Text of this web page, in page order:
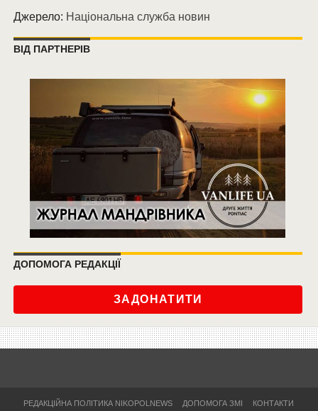
Джерело: Національна служба новин
ВІД ПАРТНЕРІВ
ДОПОМОГА РЕДАКЦІЇ
ЗАДОНАТИТИ
РЕДАКЦІЙНА ПОЛІТИКА NIKOPOLNEWS ДОПОМОГА ЗМІ КОНТАКТИ